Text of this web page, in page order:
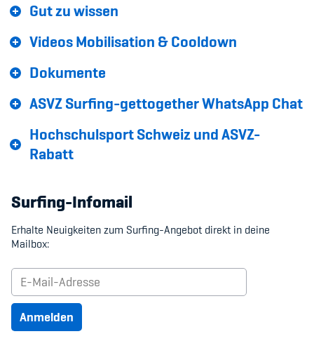
Gut zu wissen
Videos Mobilisation & Cooldown
Dokumente
ASVZ Surfing-gettogether WhatsApp Chat
Hochschulsport Schweiz und ASVZ-
Rabatt
Surfing-Infomail
Erhalte Neuigkeiten zum Surfing-Angebot direkt in deine
Mailbox:
Anmelden